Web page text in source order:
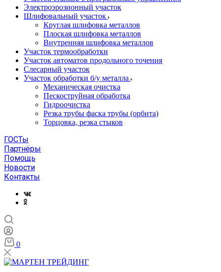
Электроэрозионный участок
Шлифовальный участок
Круглая шлифовка металлов
Плоская шлифовка металлов
Внутренняя шлифовка металлов
Участок термообработки
Участок автоматов продольного точения
Слесарный участок
Участок обработки б/у металла
Механическая очистка
Пескоструйная обработка
Гидроочистка
Резка трубы фаска трубы (орбита)
Торцовка, резка стыков
ГОСТы
Партнёры
Помощь
Новости
Контакты
0